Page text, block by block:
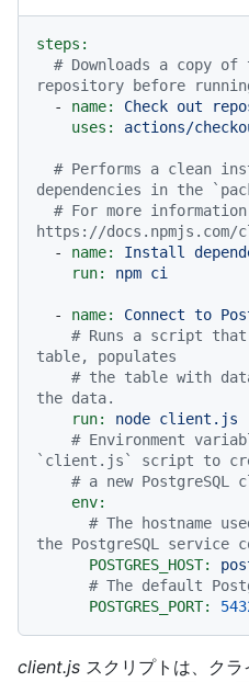
steps:
# Downloads a copy
repository before
-
name: Check out
uses:
actions/
# Performs a clean
dependencies in the
# For more
https://
-
name: Install
run:
npm ci
- name: Connect to
# Runs a script that
table, populates
# the table with
the data.
run:
node client.js
# Environment
`client.js` script to
# a new PostgreSQL
env:
# The hostname
the PostgreSQL service
POSTGRES_HOST:
# The default
POSTGRES_PORT:
client.js スクリプトは、ク